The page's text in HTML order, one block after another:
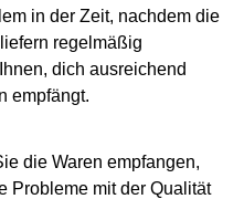
in der Zeit, nachdem die
regelmäßig
dich ausreichend
empfängt.
die Waren empfangen,
Probleme mit der Qualität